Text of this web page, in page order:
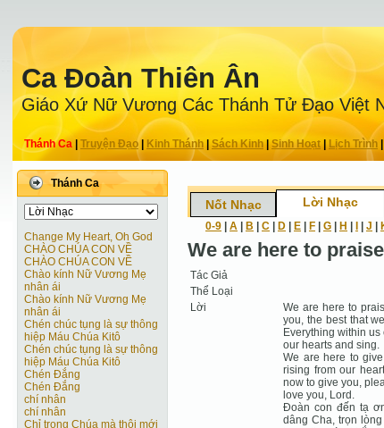
Ca Ðoàn Thiên Ân
Giáo Xứ Nữ Vương Các Thánh Tử Ðạo Việt
Thánh Ca Truyện Ðạo| Kinh Thánh Sách Kinh|Sinh Hoạt| Lịch Trình
Thánh Ca
Change My Heart, Oh God
CHÀO CHÚA CON VỀ
CHÀO CHÚA CON VỀ
Chào kính Nữ Vương Mẹ
nhân ái
Chào kính Nữ Vương Mẹ
nhân ái
Chén chúc tụng là sự thông
hiệp Máu Chúa Kitô
Chén chúc tụng là sự thông
hiệp Máu Chúa Kitô
Chén Đắng
Chén Đắng
chí nhân
chí nhân
Chỉ trong Chúa mà thôi mới
Nốt Nhạc Lời Nhạc
0-9 A B C D E F G H J
We are here to
Tác Giả
Thể Loại
Lời
We are here to
you, the best that
Everything within
our hearts and sing.
We are here to
rising from our
now to give you,
love you, Lord.
Đoàn con đến tạ
dâng Cha, trọn